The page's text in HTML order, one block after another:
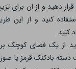
قرار دهید و از ان برای
کنید و از این
کنید.
از یک فضای کوچک
بادکنک قرمز یا